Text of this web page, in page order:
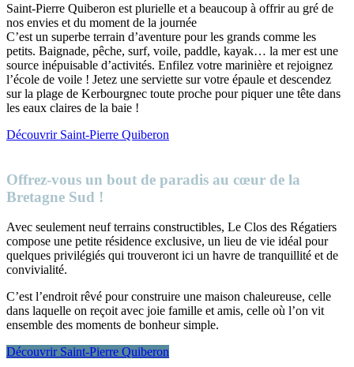
Saint-Pierre Quiberon est plurielle et a beaucoup à offrir au gré de
nos envies et du moment de la journée
C’est un superbe terrain d’aventure pour les grands comme les
petits. Baignade, pêche, surf, voile, paddle, kayak… la mer est une
source inépuisable d’activités. Enfilez votre marinière et rejoignez
l’école de voile ! Jetez une serviette sur votre épaule et descendez
sur la plage de Kerbourgnec toute proche pour piquer une tête dans
les eaux claires de la baie !
Découvrir Saint-Pierre Quiberon
Offrez-vous un bout de paradis au cœur de la
Bretagne Sud !
Avec seulement neuf terrains constructibles, Le Clos des Régatiers
compose une petite résidence exclusive, un lieu de vie idéal pour
quelques privilégiés qui trouveront ici un havre de tranquillité et de
convivialité.
C’est l’endroit rêvé pour construire une maison chaleureuse, celle
dans laquelle on reçoit avec joie famille et amis, celle où l’on vit
ensemble des moments de bonheur simple.
Découvrir Saint-Pierre Quiberon